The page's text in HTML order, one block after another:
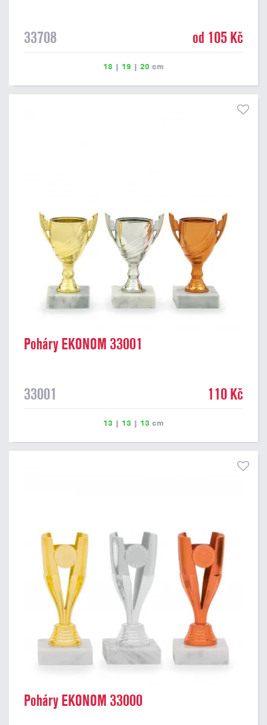
33708 od 105 Kč
18 | 19 | 20 cm
Poháry EKONOM 33001
33001 110 Kč
13 | 13 | 13 cm
Poháry EKONOM 33000